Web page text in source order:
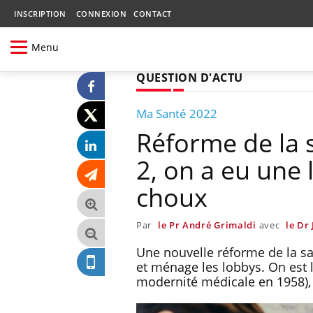
INSCRIPTION CONNEXION CONTACT
Menu
QUESTION D'ACTU
Ma Santé 2022
Réforme de la
2, on a eu une
choux
Par le Pr André Grimaldi avec le Dr
Une nouvelle réforme de la
et ménage les lobbys. On
modernité médicale en